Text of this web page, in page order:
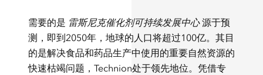
需要的是 雷斯尼克催化剂可持续发展中心源于预
测，即到2050年，地球的人口将超过100亿。其目
的是解决食品和药品生产中使用的重要自然资源的
快速枯竭问题，Technion处于领先地位。凭借专